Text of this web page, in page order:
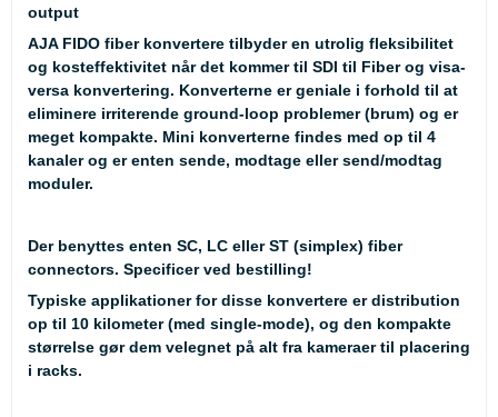
output
AJA FIDO fiber konvertere tilbyder en utrolig fleksibilitet
og kosteffektivitet når det kommer til SDI til Fiber og visa-
versa konvertering. Konverterne er geniale i forhold til at
eliminere irriterende ground-loop problemer (brum) og er
meget kompakte. Mini konverterne findes med op til 4
kanaler og er enten sende, modtage eller send/modtag
moduler.
Der benyttes enten SC, LC eller ST (simplex) fiber
connectors. Specificer ved bestilling!
Typiske applikationer for disse konvertere er distribution
op til 10 kilometer (med single-mode), og den kompakte
størrelse gør dem velegnet på alt fra kameraer til placering
i racks.